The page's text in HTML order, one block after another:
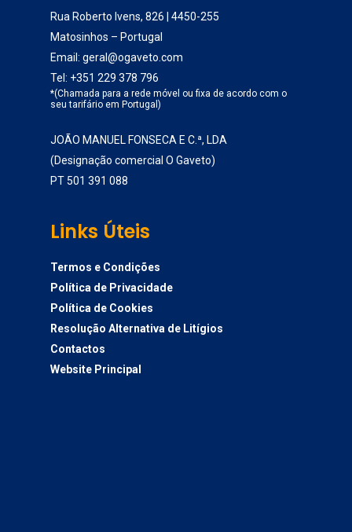
Rua Roberto Ivens, 826 | 4450-255
Matosinhos – Portugal
Email: geral@ogaveto.com
Tel: +351 229 378 796
*(Chamada para a rede móvel ou fixa de acordo com o
seu tarifário em Portugal)
JOÃO MANUEL FONSECA E C.ª, LDA
(Designação comercial O Gaveto)
PT 501 391 088
Links Úteis
Termos e Condições
Política de Privacidade
Política de Cookies
Resolução Alternativa de Litígios
Contactos
Website Principal